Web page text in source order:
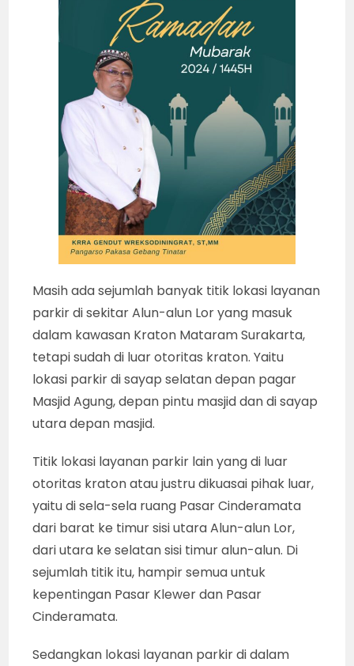
Masih ada sejumlah banyak titik lokasi layanan
parkir di sekitar Alun-alun Lor yang masuk
dalam kawasan Kraton Mataram Surakarta,
tetapi sudah di luar otoritas kraton. Yaitu
lokasi parkir di sayap selatan depan pagar
Masjid Agung, depan pintu masjid dan di sayap
utara depan masjid.
Titik lokasi layanan parkir lain yang di luar
otoritas kraton atau justru dikuasai pihak luar,
yaitu di sela-sela ruang Pasar Cinderamata
dari barat ke timur sisi utara Alun-alun Lor,
dari utara ke selatan sisi timur alun-alun. Di
sejumlah titik itu, hampir semua untuk
kepentingan Pasar Klewer dan Pasar
Cinderamata.
Sedangkan lokasi layanan parkir di dalam